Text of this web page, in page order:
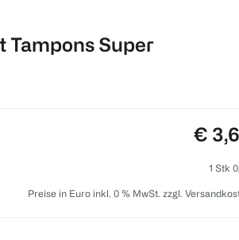
Tampons Super
€
1 Stk
Preise in Euro inkl. 0 % MwSt. zzgl.